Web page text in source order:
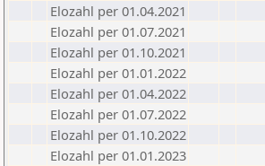
Elozahl per 01.04.2021
Elozahl per 01.07.2021
Elozahl per 01.10.2021
Elozahl per 01.01.2022
Elozahl per 01.04.2022
Elozahl per 01.07.2022
Elozahl per 01.10.2022
Elozahl per 01.01.2023